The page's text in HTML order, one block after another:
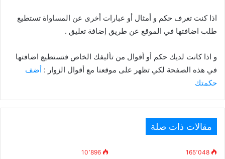
اذا كنت تعرف حكم و أمثال أو عبارات أخرى عن المساواة تستطيع
طلب اضافتها في الموقع عن طريق إضافة تعليق .
و اذا كانت لديك حكم أو أقوال من تأليفك الخاص فتستطيع اضافتها
في هذه الصفحة لكي تظهر على موقعنا مع أقوال الزوار : أضف
حكمتك
مقالات ذات صلة
165٬048 10٬896